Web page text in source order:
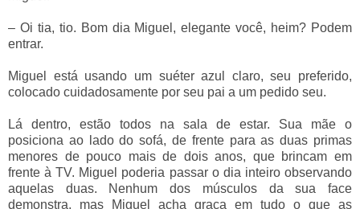
– Oi tia, tio. Bom dia Miguel, elegante você, heim? Podem
entrar.
Miguel está usando um suéter azul claro, seu preferido,
colocado cuidadosamente por seu pai a um pedido seu.
Lá dentro, estão todos na sala de estar. Sua mãe o
posiciona ao lado do sofá, de frente para as duas primas
menores de pouco mais de dois anos, que brincam em
frente à TV. Miguel poderia passar o dia inteiro observando
aquelas duas. Nenhum dos músculos da sua face
demonstra, mas Miguel acha graça em tudo o que as